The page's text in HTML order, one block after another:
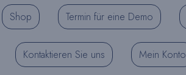
Shop Termin für eine Demo
Kontaktieren Sie uns Mein Konto